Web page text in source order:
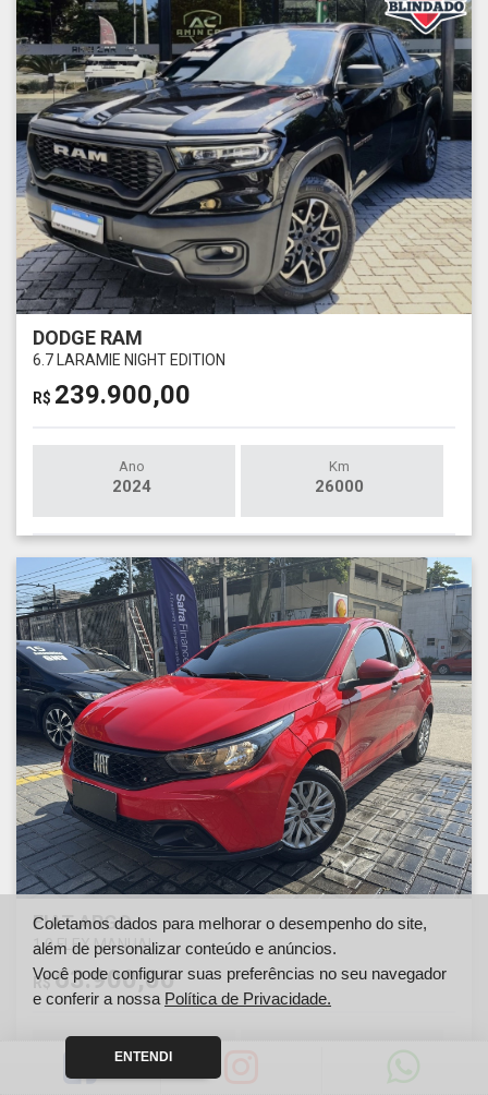
DODGE RAM
6.7 LARAMIE NIGHT EDITION
R$ 239.900,00
Ano
2024
Km
26000
FIAT ARGO
1.0 FLEX MANUAL
R$63.900,00
Ano
Coletamos dados para melhorar o desempenho do site,
além de personalizar conteúdo e anúncios.
Você pode configurar suas preferências no seu navegador
e conferir a nossa Política de Privacidade.
ENTENDI